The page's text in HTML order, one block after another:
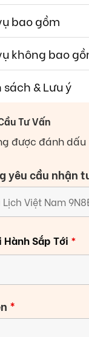
bao gồm
không bao
& Lưu ý
Tư Vấn
được đánh
yêu cầu nhận
Sắp Tới *
*